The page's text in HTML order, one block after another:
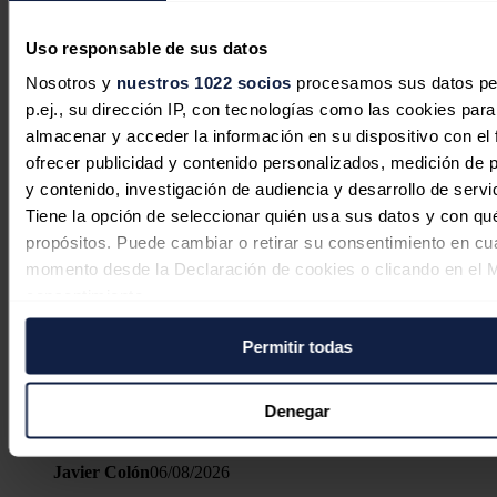
Uso responsable de sus datos
Nosotros y nuestros 1022 socios procesamos sus datos
p.ej., su dirección IP, con tecnologías como las cookies para
almacenar y acceder la información en su dispositivo con el
ofrecer publicidad y contenido personalizados, medición de
y contenido, investigación de audiencia y desarrollo de
Tiene la opción de seleccionar quién usa sus datos y con
propósitos. Puede cambiar o retirar su consentimiento en
momento desde la Declaración de cookies o clicando en el
Si lo permite, también quisiéramos:
Recopilar información sobre su ubicación geográfica
puede tener una precisión de varios metros
Identificar su dispositivo analizándolo activamente
características específicas (huellas digitales)
Permitir todas
Denegar
independiente: competencia, cercanía
Javier Colón06/08/2026